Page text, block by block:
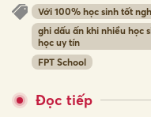
Với 100% học sinh tốt
ghi dấu ấn khi nhiều học
học uy tín
FPT School
Đọc tiếp